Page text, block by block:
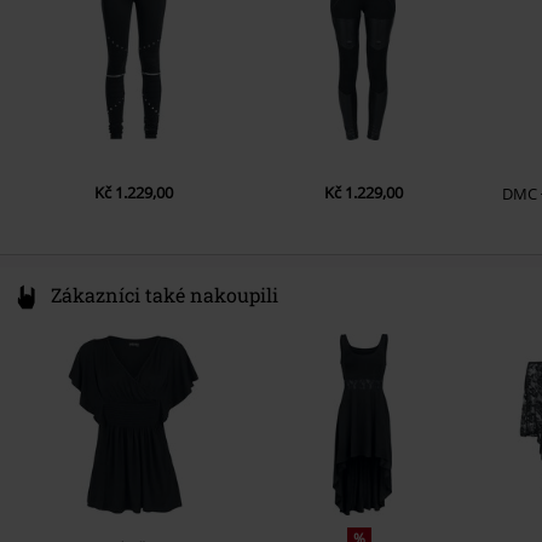
Kč 1.229,00 Kč 1.229,00 DMC
Zákazníci také nakoupili